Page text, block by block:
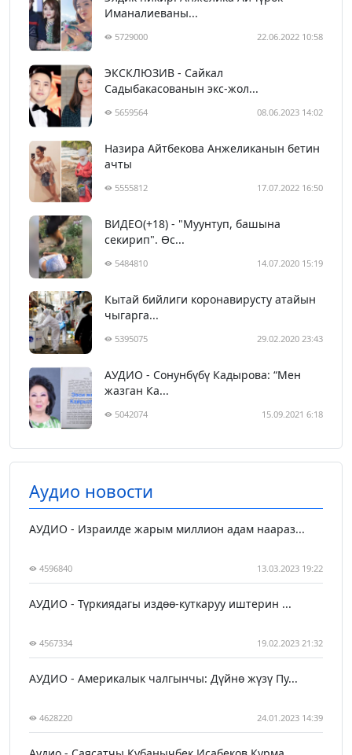
Иманалиеваны...
5729000 22.06.2022 10:58
ЭКСКЛЮЗИВ - Сайкал
Садыбакасованын экс-жол...
5659564 08.06.2023 14:02
Назира Айтбекова Анжеликанын бетин
ачты
5555812 17.07.2022 16:50
ВИДЕО(+18) - "Муунтуп, башына
секирип". Өс...
5484810 14.07.2020 15:19
Кытай бийлиги коронавирусту атайын
чыгарга...
5395075 29.02.2020 23:43
АУДИО - Сонунбүбү Кадырова: “Мен
жазган Ка...
5042074 15.09.2021 6:18
Аудио новости
АУДИО - Израилде жарым миллион адам наараз...
4596840 13.03.2023 19:22
АУДИО - Түркиядагы издөө-куткаруу иштерин ...
4567334 19.02.2023 21:32
АУДИО - Америкалык чалгынчы: Дүйнө жүзү Пу...
4628220 24.01.2023 14:39